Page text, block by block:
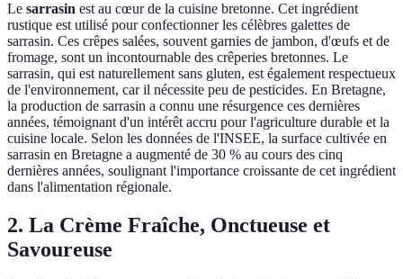
Le sarrasin est au cœur de la cuisine bretonne. Cet ingrédient
rustique est utilisé pour confectionner les célèbres galettes de
sarrasin. Ces crêpes salées, souvent garnies de jambon, d'œufs et de
fromage, sont un incontournable des crêperies bretonnes. Le
sarrasin, qui est naturellement sans gluten, est également respectueux
de l'environnement, car il nécessite peu de pesticides. En Bretagne,
la production de sarrasin a connu une résurgence ces dernières
années, témoignant d'un intérêt accru pour l'agriculture durable et la
cuisine locale. Selon les données de l'INSEE, la surface cultivée en
sarrasin en Bretagne a augmenté de 30 % au cours des cinq
dernières années, soulignant l'importance croissante de cet ingrédient
dans l'alimentation régionale.
2. La Crème Fraîche, Onctueuse et
Savoureuse